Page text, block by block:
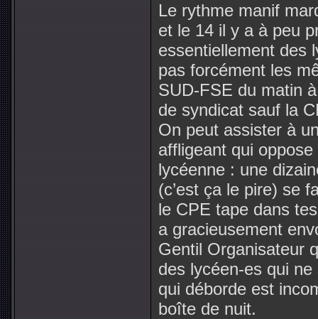
Le rythme manif
et le 14 il y a à peu
essentiellement des
pas forcément les
SUD-FSE du matin
de syndicat sauf la
On peut assister à
affligeant qui
lycéenne : une
(c’est ça le pire) se
le CPE tape dans
a gracieusement
Gentil Organisateur
des lycéen-es qui ne
qui déborde est
boîte de nuit.